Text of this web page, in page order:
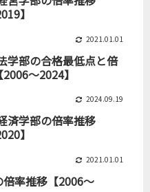
】
2021.01.01
学部の合格最低点と倍
～2024】
2024.09.19
済学部の倍率推移
】
2021.01.01
率推移【2006～